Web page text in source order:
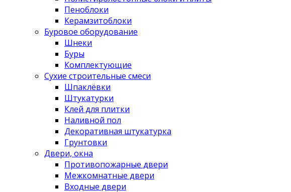
Пеноблоки
Керамзитоблоки
Буровое оборудование
Шнеки
Буры
Комплектующие
Сухие строительные смеси
Шпаклёвки
Штукатурки
Клей для плитки
Наливной пол
Декоративная штукатурка
Грунтовки
Двери, окна
Противопожарные двери
Межкомнатные двери
Входные двери